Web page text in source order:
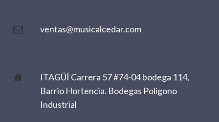
ventas@musicalcedar.com
ITAGÜÍ Carrera 57 #74-04 bodega 114,
Barrio Hortencia. Bodegas Polígono
Industrial